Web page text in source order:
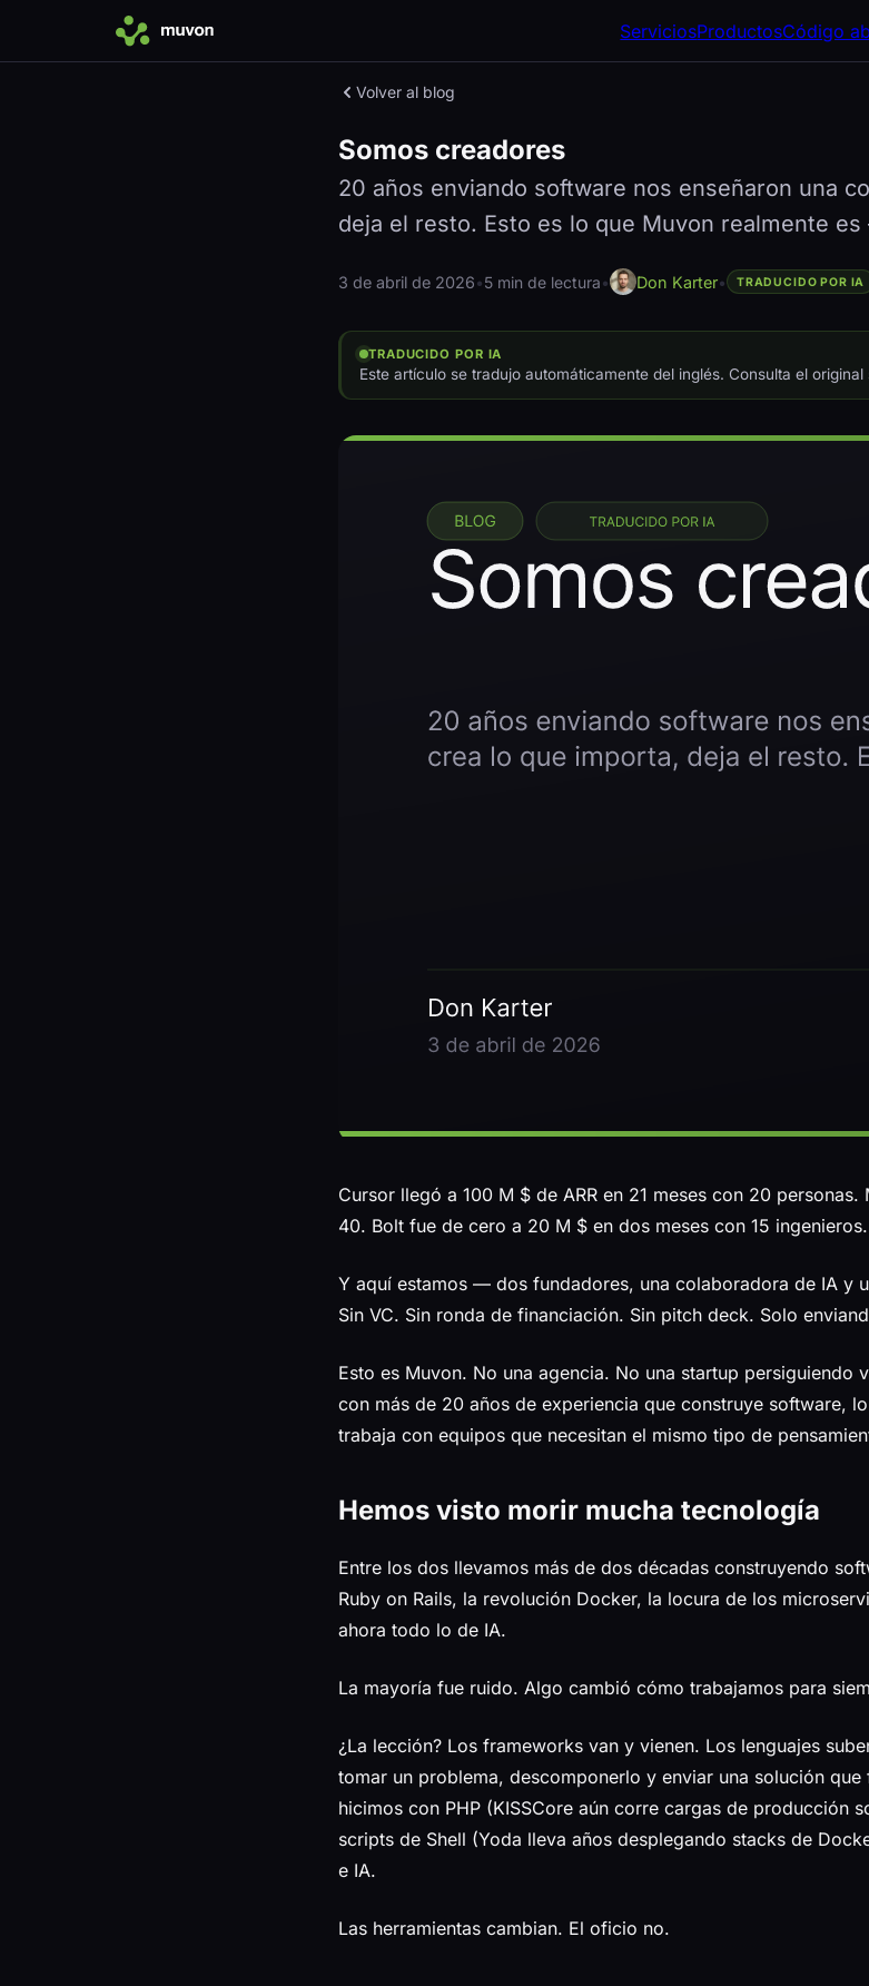
ServiciosProductosCódigo
Volver al blog
Somos creadores
20 años enviando software nos enseñaron una
deja el resto. Esto es lo que Muvon realmente
3 de abril de 2026•5 min de lectura• Don Karter• TRADUCIDO POR IA
TRADUCIDO POR IA
Este artículo se tradujo automáticamente del inglés. Consulta el
Cursor llegó a 100 M $ de ARR en 21 meses con 20
40. Bolt fue de cero a 20 M $ en dos meses con 15 ingenieros.
Y aquí estamos — dos fundadores, una colaboradora de IA y
Sin VC. Sin ronda de financiación. Sin pitch deck. Solo
Esto es Muvon. No una agencia. No una startup persiguiendo
con más de 20 años de experiencia que construye software,
trabaja con equipos que necesitan el mismo tipo de
Hemos visto morir mucha tecnología
Entre los dos llevamos más de dos décadas construyendo
Ruby on Rails, la revolución Docker, la locura de los
ahora todo lo de IA.
La mayoría fue ruido. Algo cambió cómo trabajamos para
¿La lección? Los frameworks van y vienen. Los lenguajes
tomar un problema, descomponerlo y enviar una solución
hicimos con PHP (KISSCore aún corre cargas de producción
scripts de Shell (Yoda lleva años desplegando stacks de
e IA.
Las herramientas cambian. El oficio no.